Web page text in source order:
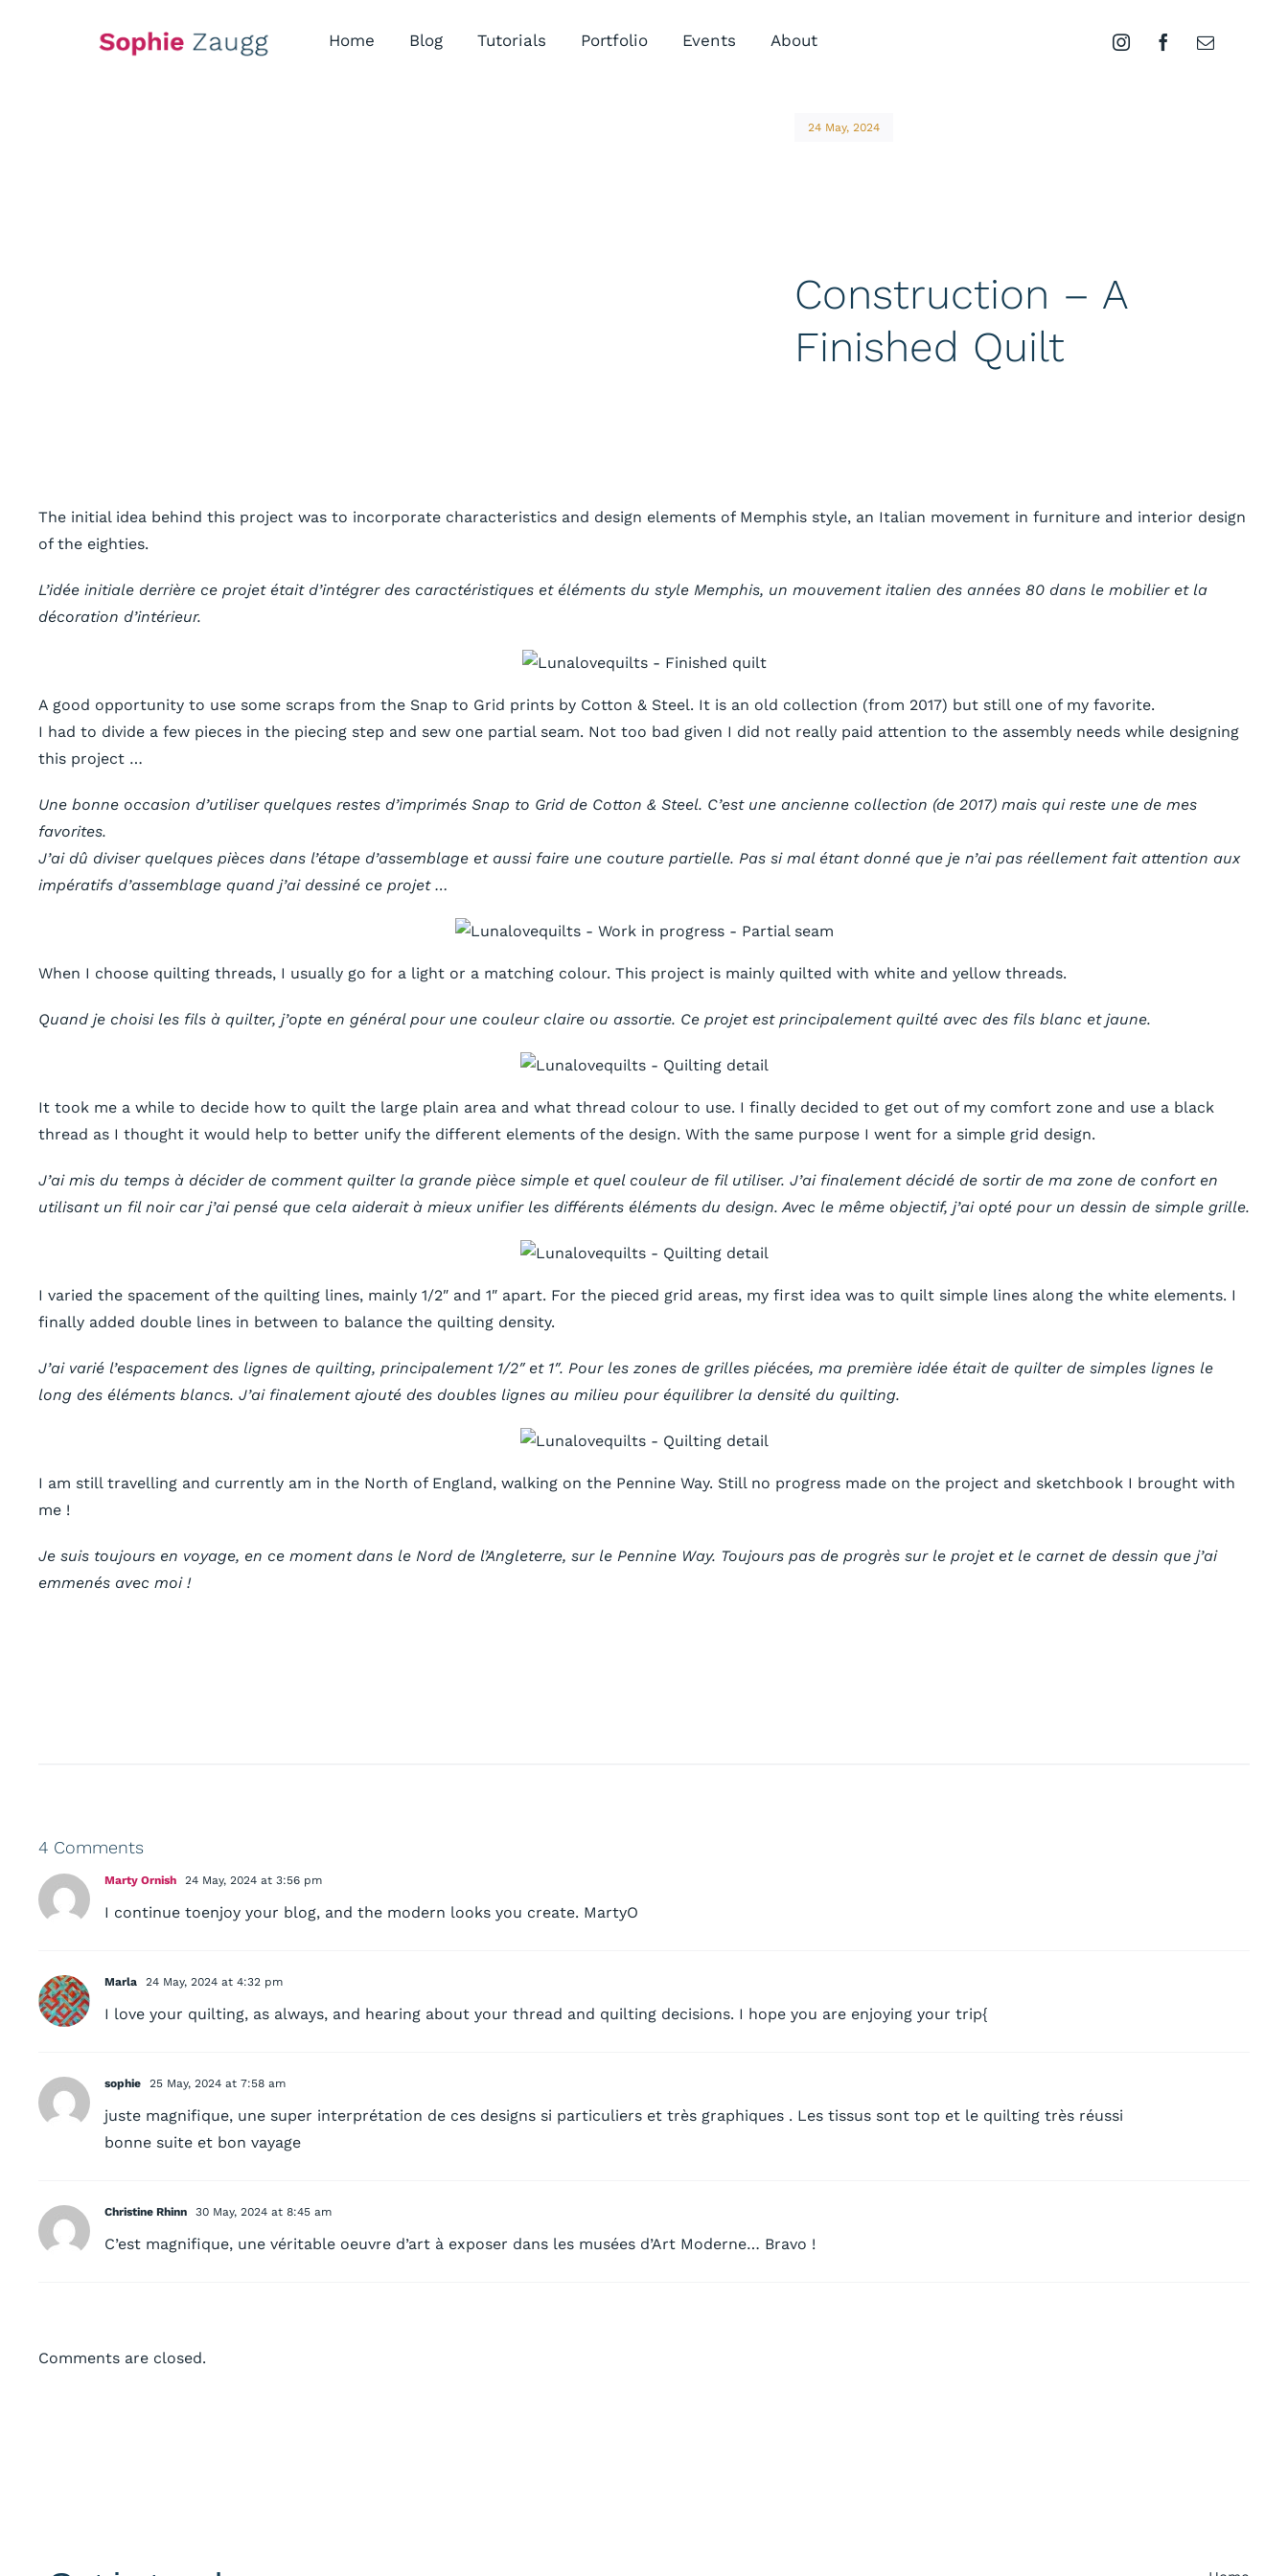
Home Blog Tutorials Portfolio Events About
24 May, 2024
Construction – A
Finished Quilt
The initial idea behind this project was to incorporate characteristics and design elements of Memphis style, an Italian movement in furniture and interior design
of the eighties.
L’idée initiale derrière ce projet était d’intégrer des caractéristiques et éléments du style Memphis, un mouvement italien des années 80 dans le mobilier et la
décoration d’intérieur.
A good opportunity to use some scraps from the Snap to Grid prints by Cotton & Steel. It is an old collection (from 2017) but still one of my favorite.
I had to divide a few pieces in the piecing step and sew one partial seam. Not too bad given I did not really paid attention to the assembly needs while designing
this project …
Une bonne occasion d’utiliser quelques restes d’imprimés Snap to Grid de Cotton & Steel. C’est une ancienne collection (de 2017) mais qui reste une de mes
favorites.
J’ai dû diviser quelques pièces dans l’étape d’assemblage et aussi faire une couture partielle. Pas si mal étant donné que je n’ai pas réellement fait attention aux
impératifs d’assemblage quand j’ai dessiné ce projet …
When I choose quilting threads, I usually go for a light or a matching colour. This project is mainly quilted with white and yellow threads.
Quand je choisi les fils à quilter, j’opte en général pour une couleur claire ou assortie. Ce projet est principalement quilté avec des fils blanc et jaune.
It took me a while to decide how to quilt the large plain area and what thread colour to use. I finally decided to get out of my comfort zone and use a black
thread as I thought it would help to better unify the different elements of the design. With the same purpose I went for a simple grid design.
J’ai mis du temps à décider de comment quilter la grande pièce simple et quel couleur de fil utiliser. J’ai finalement décidé de sortir de ma zone de confort en
utilisant un fil noir car j’ai pensé que cela aiderait à mieux unifier les différents éléments du design. Avec le même objectif, j’ai opté pour un dessin de simple grille.
I varied the spacement of the quilting lines, mainly 1/2″ and 1″ apart. For the pieced grid areas, my first idea was to quilt simple lines along the white elements. I
finally added double lines in between to balance the quilting density.
J’ai varié l’espacement des lignes de quilting, principalement 1/2″ et 1″. Pour les zones de grilles piécées, ma première idée était de quilter de simples lignes le
long des éléments blancs. J’ai finalement ajouté des doubles lignes au milieu pour équilibrer la densité du quilting.
I am still travelling and currently am in the North of England, walking on the Pennine Way. Still no progress made on the project and sketchbook I brought with
me !
Je suis toujours en voyage, en ce moment dans le Nord de l’Angleterre, sur le Pennine Way. Toujours pas de progrès sur le projet et le carnet de dessin que j’ai
emmenés avec moi !
4 Comments
Marty Ornish 24 May, 2024 at 3:56 pm
I continue toenjoy your blog, and the modern looks you create. MartyO
Marla 24 May, 2024 at 4:32 pm
I love your quilting, as always, and hearing about your thread and quilting decisions. I hope you are enjoying your trip{
sophie 25 May, 2024 at 7:58 am
juste magnifique, une super interprétation de ces designs si particuliers et très graphiques . Les tissus sont top et le quilting très réussi
bonne suite et bon vayage
Christine Rhinn 30 May, 2024 at 8:45 am
C’est magnifique, une véritable oeuvre d’art à exposer dans les musées d’Art Moderne… Bravo !
Comments are closed.